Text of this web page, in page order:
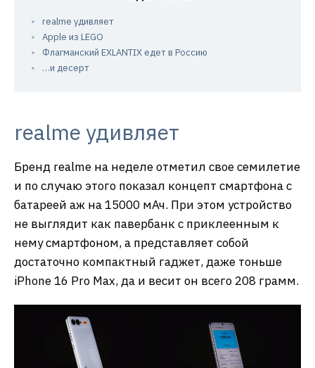
realme удивляет
Apple из LEGO
Флагманский EXLANTIX едет в Россию
…и десерт
realme удивляет
Бренд realme на неделе отметил свое семилетие
и по случаю этого показал концепт смартфона с
батареей аж на 15000 мАч. При этом устройство
не выглядит как павербанк с приклеенным к
нему смартфоном, а представляет собой
достаточно компактный гаджет, даже тоньше
iPhone 16 Pro Max, да и весит он всего 208 грамм.